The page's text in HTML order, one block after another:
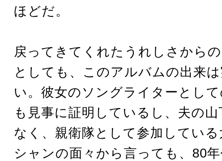
ほどだ。
戻ってきてくれたうれしさから
としても、このアルバムの出来
い。彼女のソングライターとし
も見事に証明しているし、夫の
なく、親衛隊として参加してい
シャンの面々から言っても、80